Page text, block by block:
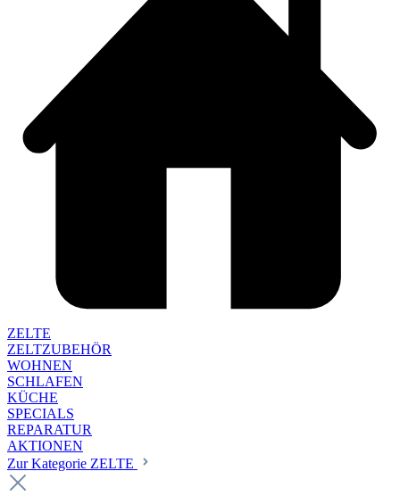
ZELTE
ZELTZUBEHÖR
WOHNEN
SCHLAFEN
KÜCHE
SPECIALS
REPARATUR
AKTIONEN
Zur Kategorie ZELTE